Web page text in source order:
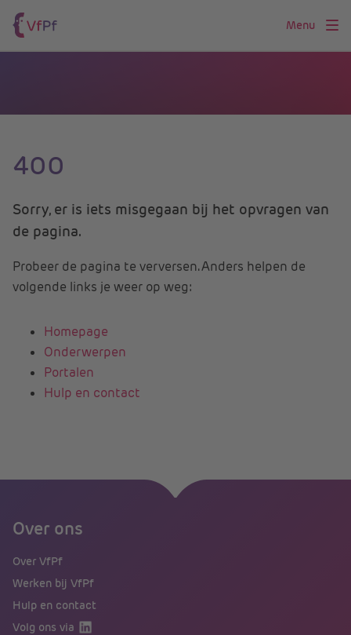
Menu
400
Sorry, er is iets misgegaan bij het opvragen van
de pagina.
Probeer de pagina te verversen. Anders helpen de
volgende links je weer op weg:
Homepage
Onderwerpen
Portalen
Hulp en contact
Over ons
Over VfPf
Werken bij VfPf
Hulp en contact
Volg ons via